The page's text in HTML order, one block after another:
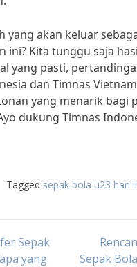
yang akan keluar
ini? Kita tunggu saja
yang pasti,
dan Timnas
yang menarik bagi
dukung Timnas
Tagged sepak bola u23 hari
Sepak
yang
Sepak